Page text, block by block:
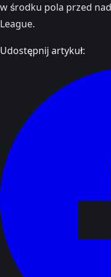
w środku pola przed
League.
Udostępnij artykuł: